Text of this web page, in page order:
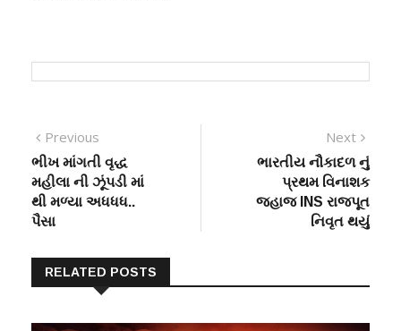
Previous
ભીખ માંગતી વૃદ્ધ
મહીલા ની ઝૂંપડી માં
થી મળ્યા અધધધ..
પૈસા
Next
ભારતીય નૌકાદળ નું
પ્રથમ વિનાશક
જહાજ INS રાજપૂત
નિવૃત થયું
RELATED POSTS